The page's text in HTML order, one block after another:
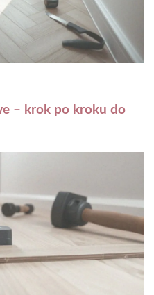
– krok po kroku do